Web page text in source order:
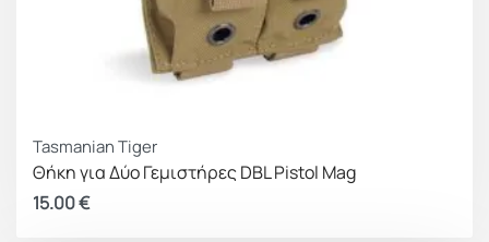
Tasmanian Tiger
Θήκη για Δύο Γεμιστήρες DBL Pistol Mag
15.00€